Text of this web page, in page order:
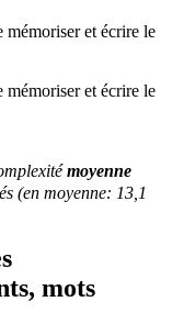
moyenne
(en moyenne: 13,1
mots